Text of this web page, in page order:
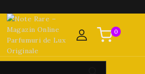
0